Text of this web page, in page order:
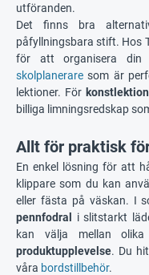
utföranden.
Det finns bra
påfyllningsbara stift. Hos
för att organisera din
skolplanerare som är
lektioner. För
billiga limningsredskap
Allt för praktisk
En enkel lösning för att
klippare som du kan
eller fästa på väskan. I
pennfodral
i slitstarkt
kan välja mellan
produktupplevelse. Du
våra bordstillbehör.